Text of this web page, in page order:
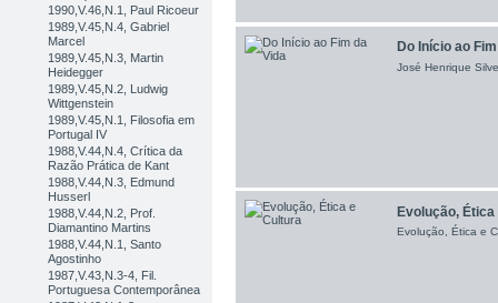
1990,V.46,N.1, Paul Ricoeur
1989,V.45,N.4, Gabriel
Marcel
1989,V.45,N.3, Martin
Heidegger
1989,V.45,N.2, Ludwig
Wittgenstein
1989,V.45,N.1, Filosofia em
Portugal IV
1988,V.44,N.4, Crítica da
Razão Prática de Kant
1988,V.44,N.3, Edmund
Husserl
1988,V.44,N.2, Prof.
Diamantino Martins
1988,V.44,N.1, Santo
Agostinho
1987,V.43,N.3-4, Fil.
Portuguesa Contemporânea
Do Início ao
José Henrique
Evolução, Ética
Evolução, Ética e